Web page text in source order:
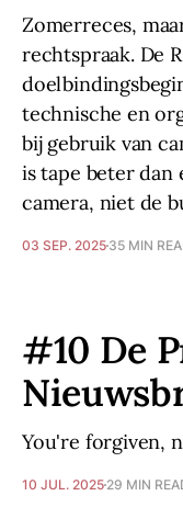
Zomerreces,
rechtspraak. De
technische en
bij gebruik van
is tape beter dan
camera, niet de
03 SEP. 2025 35 MIN
#10 De
You're forgiven,
10 JUL. 2025 29 MIN